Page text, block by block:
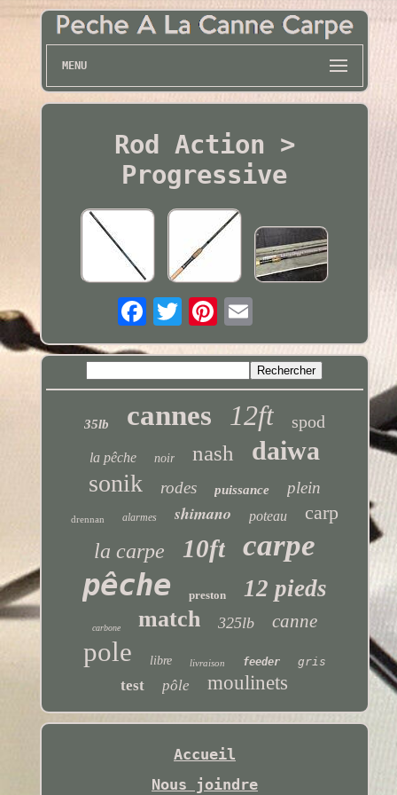
MENU
Rod Action >
Progressive
35lb cannes 12ft spod
la pêche noir nash daiwa
sonik rodes puissance plein
drennan alarmes shimano poteau carp
la carpe 10ft carpe
pêche preston 12 pieds
carbone match 325lb canne
pole libre livraison feeder gris
test pôle moulinets
Accueil
Nous joindre